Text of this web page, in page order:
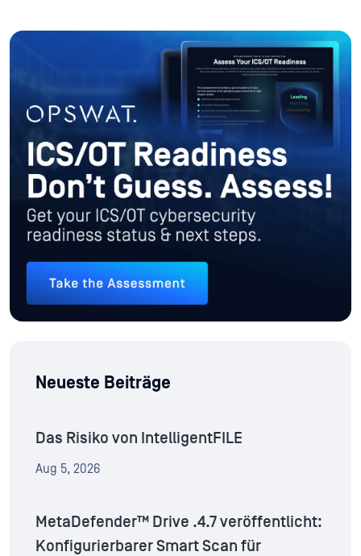
Neueste Beiträge
Das Risiko von IntelligentFILE
Aug 5, 2026
MetaDefender™ Drive .4.7 veröffentlicht:
Konfigurierbarer Smart Scan für